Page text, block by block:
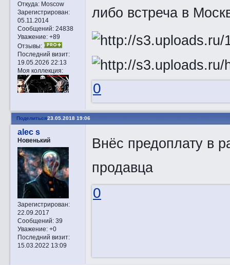
Откуда:Moscow
Зарегистрирован:
05.11.2014
Сообщений:24838
Уважение: +89
Отзывы:
Последний визит:
19.05.2026 22:13
Моя коллекция:
либо встреча в
0
Поделиться23.05.2018 19:06
alec s
Новенький
Зарегистрирован:
22.09.2017
Сообщений:39
Уважение: +0
Последний визит:
15.03.2022 13:09
Внёс предоплату в
продавца
0